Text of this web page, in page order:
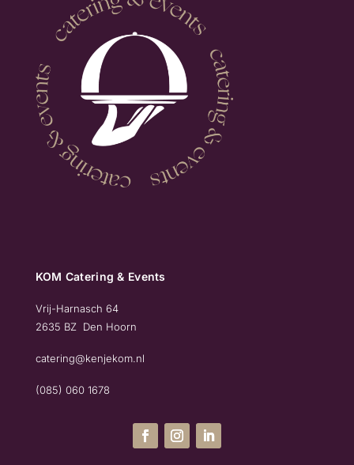
KOM Catering & Events
Vrij-Harnasch 64
2635 BZ Den Hoorn
catering@kenjekom.nl
(085) 060 1678